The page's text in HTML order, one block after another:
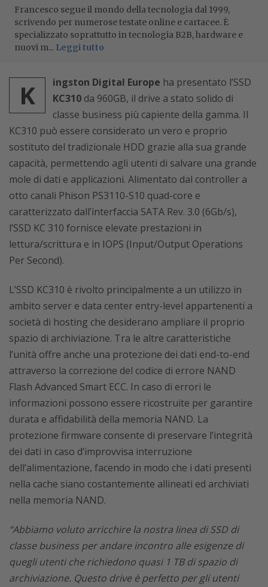
Francesco segue il mondo della tecnologia dal 1999,
scrivendo per numerose testate online e cartacee. È
specializzato soprattutto in tecnologia B2B, hardware e
nuovi m... Leggi tutto
K ingston Digital Europe ha presentato l’SSD
KC310 da 960GB, il drive a stato solido di
classe business più capiente della gamma. Il
KC310 può essere considerato un vero e proprio
sostituto del tradizionale HDD grazie alla sua grande
capacità, permettendo agli utenti di salvare una grande
mole di dati e applicazioni. Alimentato dal controller a
otto canali Phison PS3110-S10 quad-core e
caratterizzato dall’interfaccia SATA Rev. 3.0 (6Gb/s),
l’SSD KC 310 fornisce elevate prestazioni in
lettura/scrittura e in IOPS (Input/Output Operations
Per Second).
L’SSD KC310 è rivolto principalmente a un utilizzo in
ambito server e data center entry-level appartenenti a
società di hosting che desiderano ampliare il proprio
spazio di archiviazione. Tra le altre caratteristiche
l’unità offre anche una protezione dei dati end-to-end
attraverso la correzione del codice di errore NAND
Flash Advanced Smart ECC. In caso di errori le
informazioni possono essere ricostruite per garantire
durata e affidabilità della memoria NAND. La
protezione firmware consente di preservare l’integrità
dei dati in caso d’improvvisa interruzione
dell’alimentazione, facendo in modo che i dati presenti
nella cache siano costantemente allineati ed archiviati
nella memoria NAND.
“Abbiamo voluto arricchire la nostra linea di SSD di
classe business per andare incontro alle esigenze di
quegli utenti che richiedono quasi 1 TB di spazio di
archiviazione. Questo drive è perfetto per gli utenti